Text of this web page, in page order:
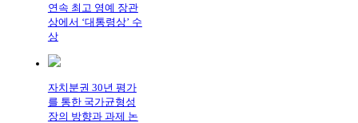
연속 최고 영예 장관
상에서 ‘대통령상’ 수
상
자치분권 30년 평가
를 통한 국가균형성
장의 방향과 과제 논